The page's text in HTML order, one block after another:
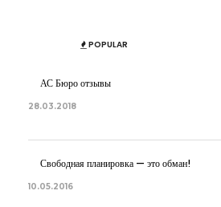
POPULAR
АС Бюро отзывы
28.03.2018
Свободная планировка — это обман!
10.05.2016